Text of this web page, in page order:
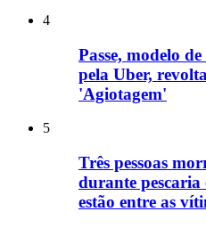
4
Passe, modelo
pela Uber,
'Agiotagem'
5
Três pessoas
durante
estão entre as